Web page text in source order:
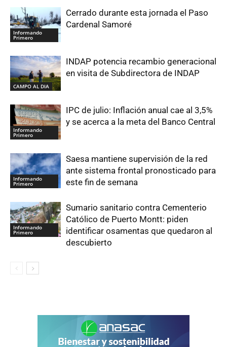
Informando
Primero
Cerrado durante esta jornada el Paso
Cardenal Samoré
CAMPO AL DIA
INDAP potencia recambio generacional
en visita de Subdirectora de INDAP
Informando
Primero
IPC de julio: Inflación anual cae al 3,5%
y se acerca a la meta del Banco Central
Informando
Primero
Saesa mantiene supervisión de la red
ante sistema frontal pronosticado para
este fin de semana
Informando
Primero
Sumario sanitario contra Cementerio
Católico de Puerto Montt: piden
identificar osamentas que quedaron al
descubierto